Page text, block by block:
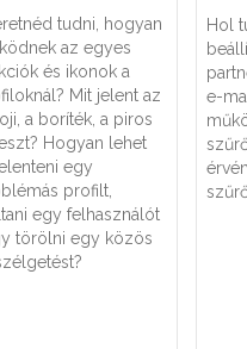
tudni, hogyan
az egyes
és ikonok a
Mit jelent az
a boríték, a piros
Hogyan lehet
egy
profilt,
egy felhasználót
törölni egy közös
Hol
e-